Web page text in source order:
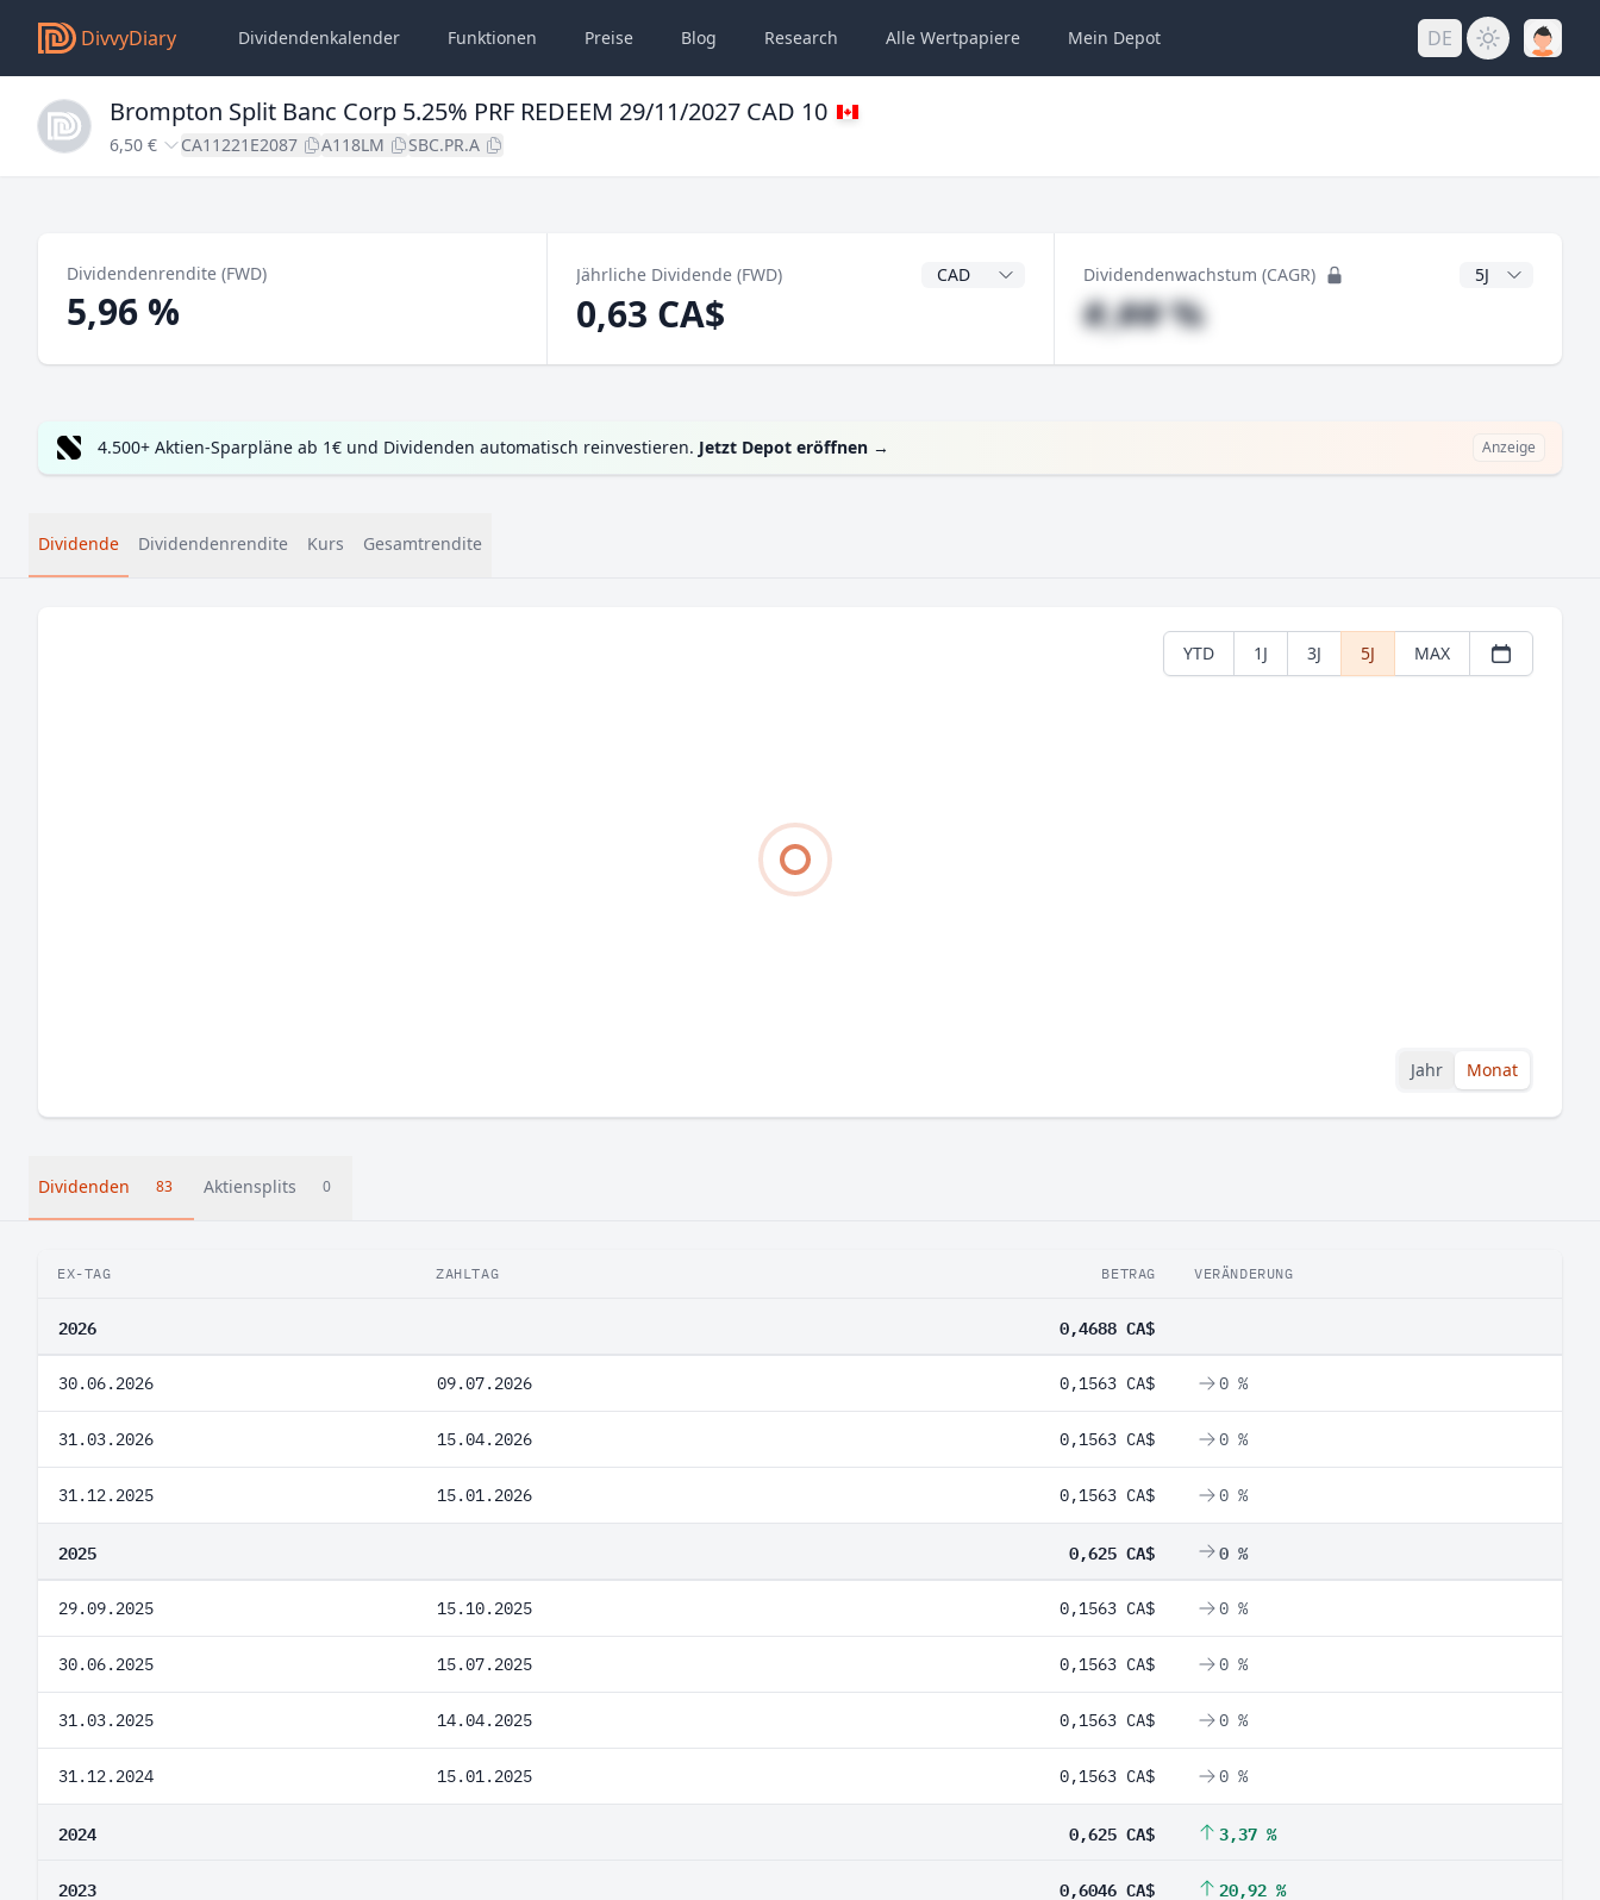
DivvyDiary Dividendenkalender Funktionen Preise Blog Research Alle Wertpapiere Mein Depot DE
Brompton Split Banc Corp 5.25% PRF REDEEM 29/11/2027 CAD 10
6,50 € CA11221E2087 A118LM SBC.PR.A
Dividendenrendite (FWD)
5,96 %
Jährliche Dividende (FWD) Dividendenwährung
0,63 CA$
Dividendenwachstum (CAGR) CAGR Jahre
#,## %
4.500+ Aktien-Sparpläne ab 1€ und Dividenden automatisch reinvestieren. Jetzt Depot eröffnen → Anzeige
Dividende Dividendenrendite Kurs Gesamtrendite
YTD 1J 3J 5J MAX
Jahr Monat
Dividenden 83 Aktiensplits 0
EX-TAG ZAHLTAG BETRAG VERÄNDERUNG
2026 0,4688 CA$
30.06.2026 09.07.2026 0,1563 CA$ 0 %
31.03.2026 15.04.2026 0,1563 CA$ 0 %
31.12.2025 15.01.2026 0,1563 CA$ 0 %
2025 0,625 CA$ 0 %
29.09.2025 15.10.2025 0,1563 CA$ 0 %
30.06.2025 15.07.2025 0,1563 CA$ 0 %
31.03.2025 14.04.2025 0,1563 CA$ 0 %
31.12.2024 15.01.2025 0,1563 CA$ 0 %
2024 0,625 CA$ 3,37 %
2023 0,6046 CA$ 20,92 %